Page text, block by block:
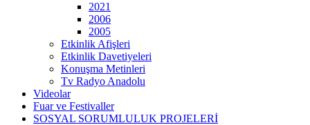
2021
2006
2005
Etkinlik Afişleri
Etkinlik Davetiyeleri
Konuşma Metinleri
Tv Radyo Anadolu
Videolar
Fuar ve Festivaller
SOSYAL SORUMLULUK PROJELERİ